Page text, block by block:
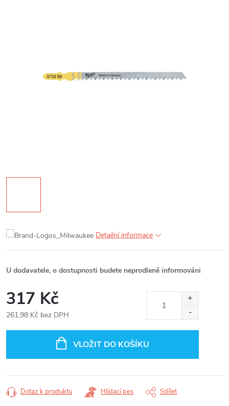
Detailní informace
U dodavatele, o dostupnosti budete neprodleně informováni
317 Kč
261,98 Kč bez DPH
VLOŽIT DO KOŠÍKU
Dotaz k produktu Hlídací pes Sdílet